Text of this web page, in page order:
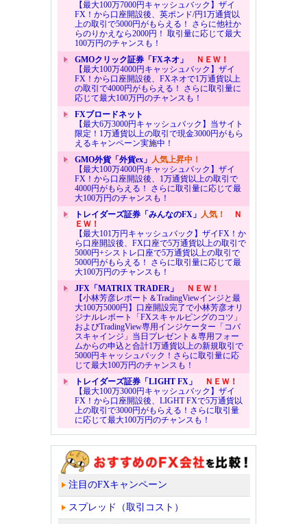
【最大100万7000円キャッシュバック】ザイ
FX！から口座開設後、英ポンド/円1万通貨以
上の取引で5000円がもらえる！ さらに他社か
らのりかえなら2000円！ 取引量に応じて最大
100万円のチャンスも！
GMOクリック証券「FXネオ」
ＮＥＷ！
【最大100万4000円キャッシュバック】ザイ
FX！から口座開設後、FXネオで1万通貨以上
の取引で4000円がもらえる！ さらに取引量に
応じて最大100万円のチャンスも！
FXブロードネット
【最大6万3000円キャッシュバック】当サイト
限定！1万通貨以上の取引で現金3000円がもら
えるキャンペーン実施中！
GMO外貨「外貨ex」 人気上昇中！
【最大100万4000円キャッシュバック】ザイ
FX！から口座開設後、1万通貨以上の取引で
4000円がもらえる！ さらに取引量に応じて最
大100万円のチャンスも！
トレイダーズ証券「みんなのFX」 人気！
Ｎ
ＥＷ！
【最大101万円キャッシュバック】ザイFX！か
ら口座開設後、FX口座で5万通貨以上の取引で
5000円+シストレ口座で5万通貨以上の取引で
5000円がもらえる！ さらに取引量に応じて最
大100万円のチャンスも！
JFX「MATRIX TRADER」
ＮＥＷ！
【小林芳彦レポート＆TradingViewインジと最
大100万5000円】口座開設完了で小林芳彦オリ
ジナルレポート「FXスキャルピングのコツ」
およびTradingView専用インジケーター「コバ
スキャインジ」当日プレゼント＆専用フォー
ムからの申込と合計1万通貨以上の新規取引で
5000円キャッシュバック！さらに取引量に応
じて最大100万円のチャンスも！
トレイダーズ証券「LIGHT FX」
ＮＥＷ！
【最大100万3000円キャッシュバック】ザイ
FX！から口座開設後、LIGHT FXで5万通貨以
上の取引で3000円がもらえる！さらに取引量
に応じて最大100万円のチャンスも！
注目のFXキャンペーン
スプレッド（取引コスト）